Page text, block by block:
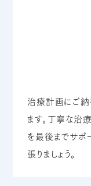
治療計画にご納
ます。丁寧な治
を最後までサポ
張りましょう。